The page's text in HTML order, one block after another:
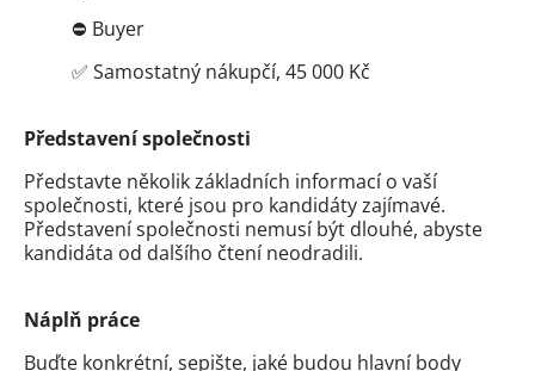
⛔ Buyer
✅ Samostatný nákupčí, 45 000 Kč
Představení společnosti
Představte několik základních informací o vaší
společnosti, které jsou pro kandidáty zajímavé.
Představení společnosti nemusí být dlouhé, abyste
kandidáta od dalšího čtení neodradili.
Náplň práce
Buďte konkrétní, sepište, jaké budou hlavní body